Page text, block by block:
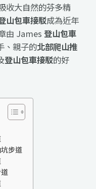
收大自然的芬多精
山包車接駁成為近年
由 James 登山包車
、親子的北部爬山推
登山包車接駁的好
步道